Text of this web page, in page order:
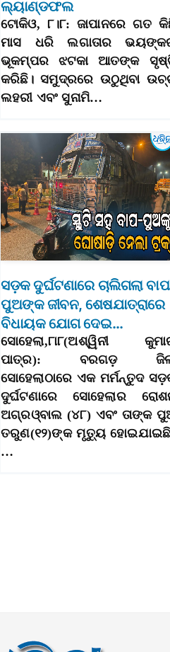
ଲ୍ୟାଣ୍ଡଫଲ
ଟୋକିଓ, ୮।୮: ଜାପାନରେ ଗତ
ମାସ ଧରି ଲଗାତାର
ଭୂକମ୍ପର ଝଟକା ଆତଙ୍କ
କରିଛି। ସମୁଦ୍ରରେ ଉଠୁଥିବା
ଲହରୀ ଏବଂ ସୁନାମି…
ସଡ଼କ ଦୁର୍ଘଟଣାରେ ଚାଲିଗଲା
ପୁଅଙ୍କ ଜୀବନ, ଶେଷଯାତ୍ରାରେ
ବିଧାୟକ ଯୋଗ ଦେଇ…
ସୋହେଲା,୮ା୮(ଅଶ୍ୱିନୀ
ପାତ୍ର): ବରଗଡ଼
ସୋହେଲାଠାରେ ଏକ ମର୍ମନ୍ତୁଦ
ଦୁର୍ଘଟଣାରେ ସୋହେଲାର
ଅଗ୍ରଓ୍ବାଲ (୪୮) ଏବଂ ତାଙ୍କ
ତରୁଣ(୧୨)ଙ୍କ ମୃତ୍ୟୁ
…